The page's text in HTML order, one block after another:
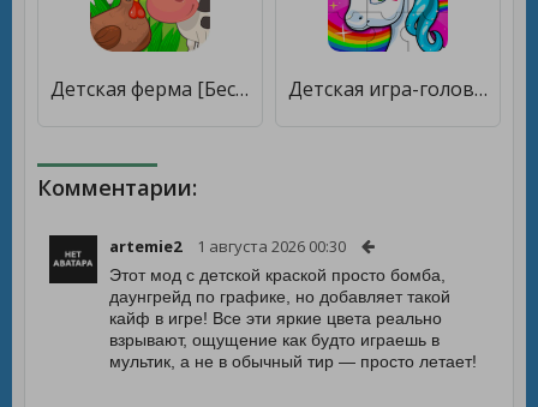
Детская ферма [Бесплатные покупки] Детская игра-головоломка для девочек и мальчиков [Много монет]
Комментарии:
artemie2 1 августа 2026 00:30
Этот мод с детской краской просто бомба,
даунгрейд по графике, но добавляет такой
кайф в игре! Все эти яркие цвета реально
взрывают, ощущение как будто играешь в
мультик, а не в обычный тир — просто летает!